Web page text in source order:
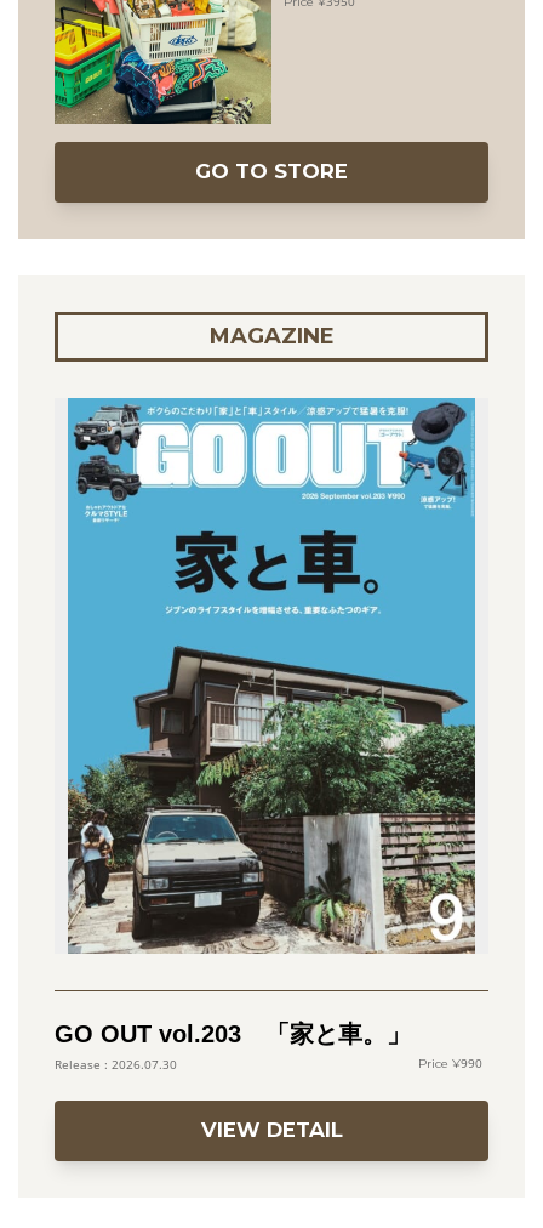
GO TO STORE
MAGAZINE
GO OUT vol.203 「家と車。」
2026.07.30 990
VIEW DETAIL